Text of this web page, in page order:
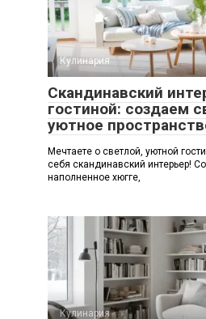
Кулинария
Скандинавский
гостиной: создаем
уютное
Мечтаете о светлой, уютной
себя скандинавский интерьер!
наполненное хюгге,
Кулинария